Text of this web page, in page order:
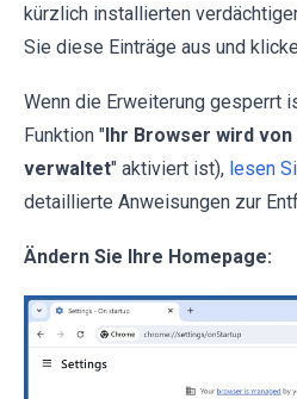
kürzlich installierten
Sie diese Einträge aus und
Wenn die Erweiterung gesperrt
Funktion "Ihr Browser wird
verwaltet" aktiviert ist), lesen
detaillierte Anweisungen zur
Ändern Sie Ihre Homepage: